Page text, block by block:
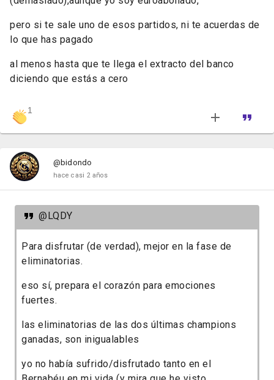
pero si te sale uno de esos partidos, ni te acuerdas de
lo que has pagado
al menos hasta que te llega el extracto del banco
diciendo que estás a cero
1
@bidondo
hace casi 2 años
@LQDY
Para disfrutar (de verdad), mejor en la fase de
eliminatorias.
eso sí, prepara el corazón para emociones
fuertes.
las eliminatorias de las dos últimas champions
ganadas, son inigualables
yo no había sufrido/disfrutado tanto en el